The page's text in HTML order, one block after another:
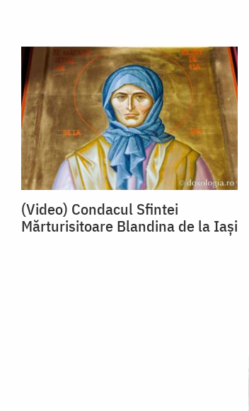
(Video) Condacul Sfintei
Mărturisitoare Blandina de la Iași